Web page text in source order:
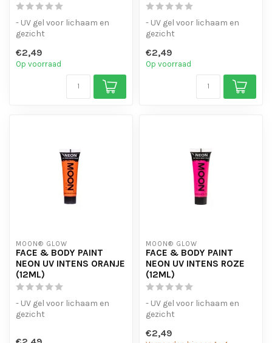
- UV gel voor lichaam en
gezicht
scala aan kleuren.
€2,49
Op voorraad
- UV gel voor lichaam en
gezicht
scala aan kleuren.
€2,49
Op voorraad
MOON® GLOW
FACE & BODY PAINT
NEON UV INTENS ORANJE
(12ML)
- UV gel voor lichaam en
gezicht
MOON® GLOW
FACE & BODY PAINT
NEON UV INTENS ROZE
(12ML)
- UV gel voor lichaam en
gezicht
scala aan kleuren.
€2,49